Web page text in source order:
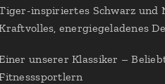
inspiriertes Schwarz und
energiegeladenes
unserer Klassiker –